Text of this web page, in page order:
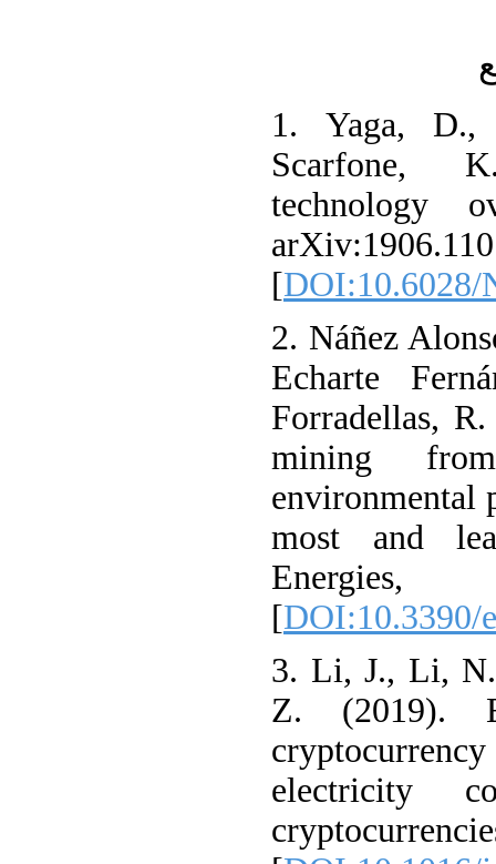
1. Yaga,
Scarfone,
technology
[DOI:10.6028/
2. Náñez
Echarte
Forradellas,
mining
environmental
most and
[DOI:10.3390/
3. Li, J., Li,
Z. (2019).
electricity